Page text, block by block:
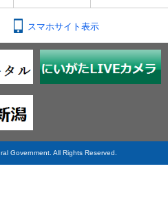
スマホサイト表示
Government. All Rights Reserved.